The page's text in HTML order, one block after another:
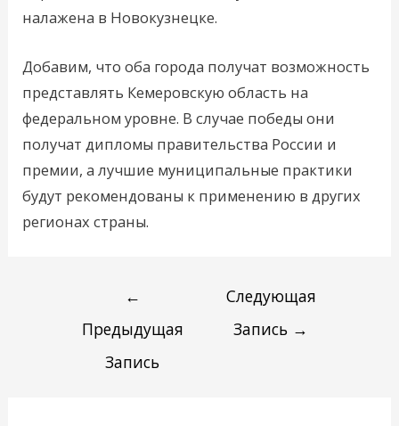
налажена в Новокузнецке.
Добавим, что оба города получат возможность
представлять Кемеровскую область на
федеральном уровне. В случае победы они
получат дипломы правительства России и
премии, а лучшие муниципальные практики
будут рекомендованы к применению в других
регионах страны.
←
Предыдущая
Запись
Следующая
Запись →